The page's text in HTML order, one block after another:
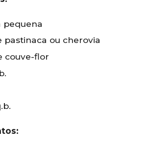
pequena
pastinaca ou cherovia
couve-flor